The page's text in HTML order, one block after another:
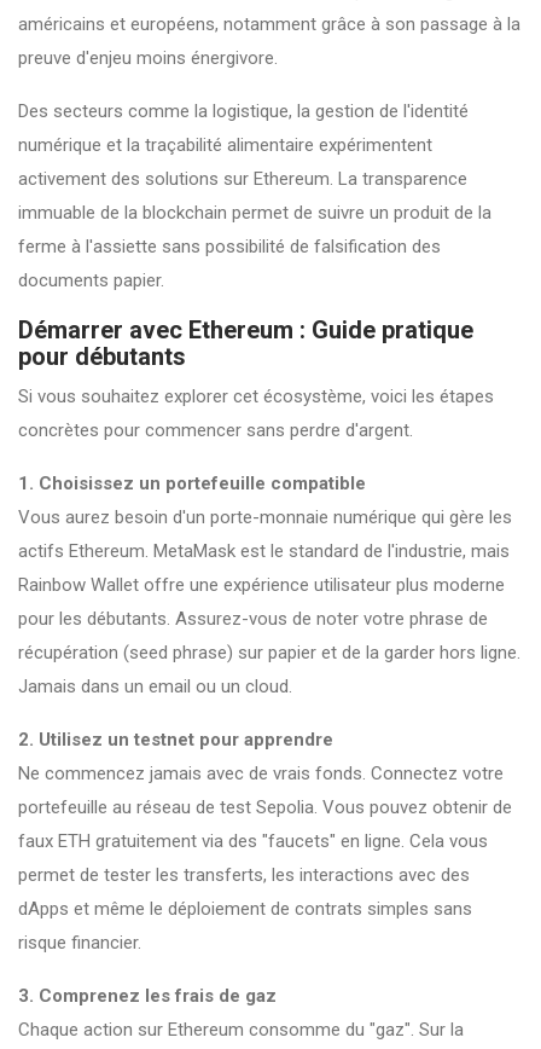
américains et européens, notamment grâce à son passage à la
preuve d'enjeu moins énergivore.
Des secteurs comme la logistique, la gestion de l'identité
numérique et la traçabilité alimentaire expérimentent
activement des solutions sur Ethereum. La transparence
immuable de la blockchain permet de suivre un produit de la
ferme à l'assiette sans possibilité de falsification des
documents papier.
Démarrer avec Ethereum : Guide pratique
pour débutants
Si vous souhaitez explorer cet écosystème, voici les étapes
concrètes pour commencer sans perdre d'argent.
1. Choisissez un portefeuille compatible
Vous aurez besoin d'un porte-monnaie numérique qui gère les
actifs Ethereum. MetaMask est le standard de l'industrie, mais
Rainbow Wallet offre une expérience utilisateur plus moderne
pour les débutants. Assurez-vous de noter votre phrase de
récupération (seed phrase) sur papier et de la garder hors ligne.
Jamais dans un email ou un cloud.
2. Utilisez un testnet pour apprendre
Ne commencez jamais avec de vrais fonds. Connectez votre
portefeuille au réseau de test Sepolia. Vous pouvez obtenir de
faux ETH gratuitement via des "faucets" en ligne. Cela vous
permet de tester les transferts, les interactions avec des
dApps et même le déploiement de contrats simples sans
risque financier.
3. Comprenez les frais de gaz
Chaque action sur Ethereum consomme du "gaz". Sur la